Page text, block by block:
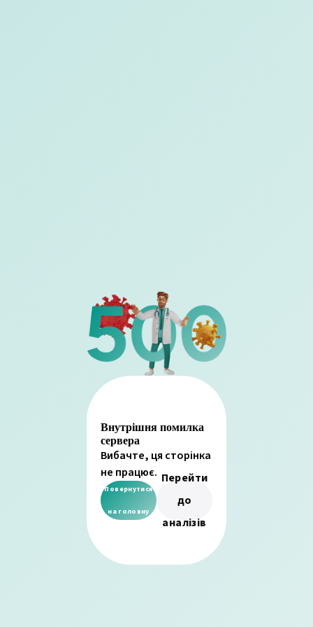
Внутрішня помилка
сервера
Вибачте, ця сторінка
не працює.
Повернутися
на головну
Перейти
до
аналізів